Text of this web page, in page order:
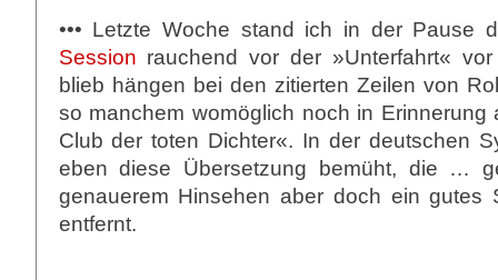
••• Letzte Woche stand ich in der Pause
Session rauchend vor der »Unterfahrt«
blieb hängen bei den zitierten Zeilen von
so manchem womöglich noch in Erinnerung
Club der toten Dichter«. In der deutschen
eben diese Übersetzung bemüht, die …
genauerem Hinsehen aber doch ein gutes
entfernt.